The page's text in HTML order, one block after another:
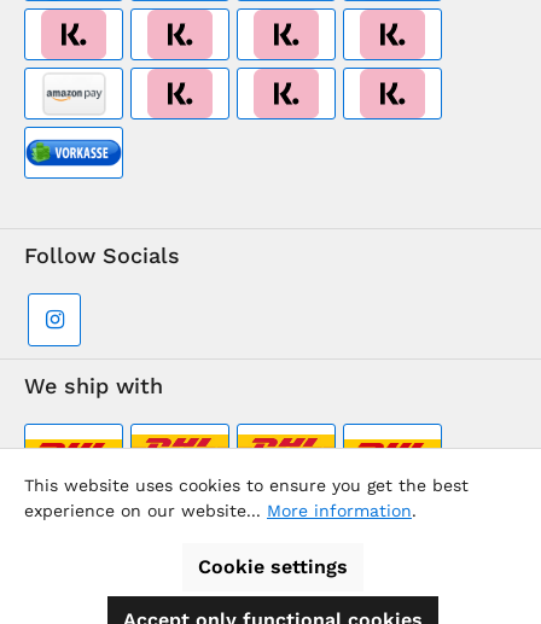
Follow Socials
We ship with
Supermarkt-Team / BVD Europe Travel Center
This website uses cookies to ensure you get the best
experience on our website... More information.
Cookie settings